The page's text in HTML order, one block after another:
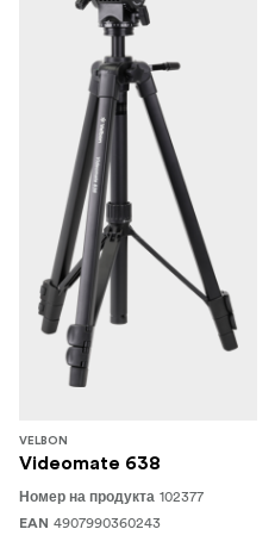
VELBON
Videomate 638
Номер на продукта 102377
EAN 4907990360243